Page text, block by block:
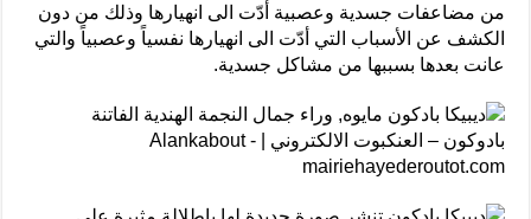
من مضاعفات جسدية وعصبية أدّت الى انهيارها وذلك من دون
الكشف عن الأسباب التي أدّت الى انهيارها نفسياً وعصبياً والتي
عانت بعدها بسببها من مشاكل جسدية.